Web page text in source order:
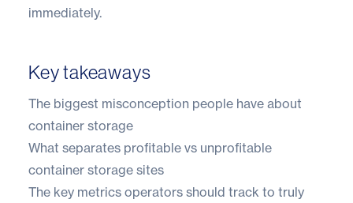
immediately.
Key takeaways
The biggest misconception people have about
container storage
What separates profitable vs unprofitable
container storage sites
The key metrics operators should track to truly